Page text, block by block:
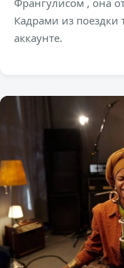
Кадрами из поездки
аккаунте.